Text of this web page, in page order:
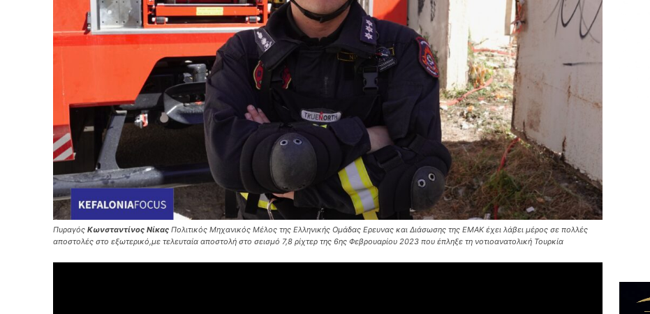
Πυραγός Κωνσταντίνος Νίκας Πολιτικός Μηχανικός Μέλος της Ελληνικής Ομάδας Ερευνας και Διάσωσης της ΕΜΑΚ έχει λάβει μέρος σε πολλές
αποστολές στο εξωτερικό,με τελευταία αποστολή στο σεισμό 7,8 ρίχτερ της 6ης Φεβρουαρίου 2023 που έπληξε τη νοτιοανατολική Τουρκία